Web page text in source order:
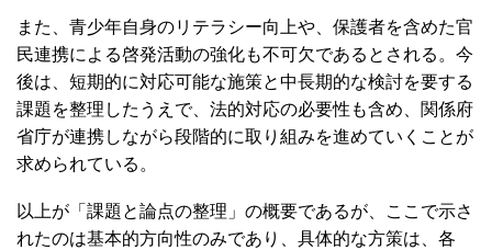
また、青少年自身のリテラシー向上や、保護者を含めた官
民連携による啓発活動の強化も不可欠であるとされる。今
後は、短期的に対応可能な施策と中長期的な検討を要する
課題を整理したうえで、法的対応の必要性も含め、関係府
省庁が連携しながら段階的に取り組みを進めていくことが
求められている。
以上が「課題と論点の整理」の概要であるが、ここで示さ
れたのは基本的方向性のみであり、具体的な方策は、各